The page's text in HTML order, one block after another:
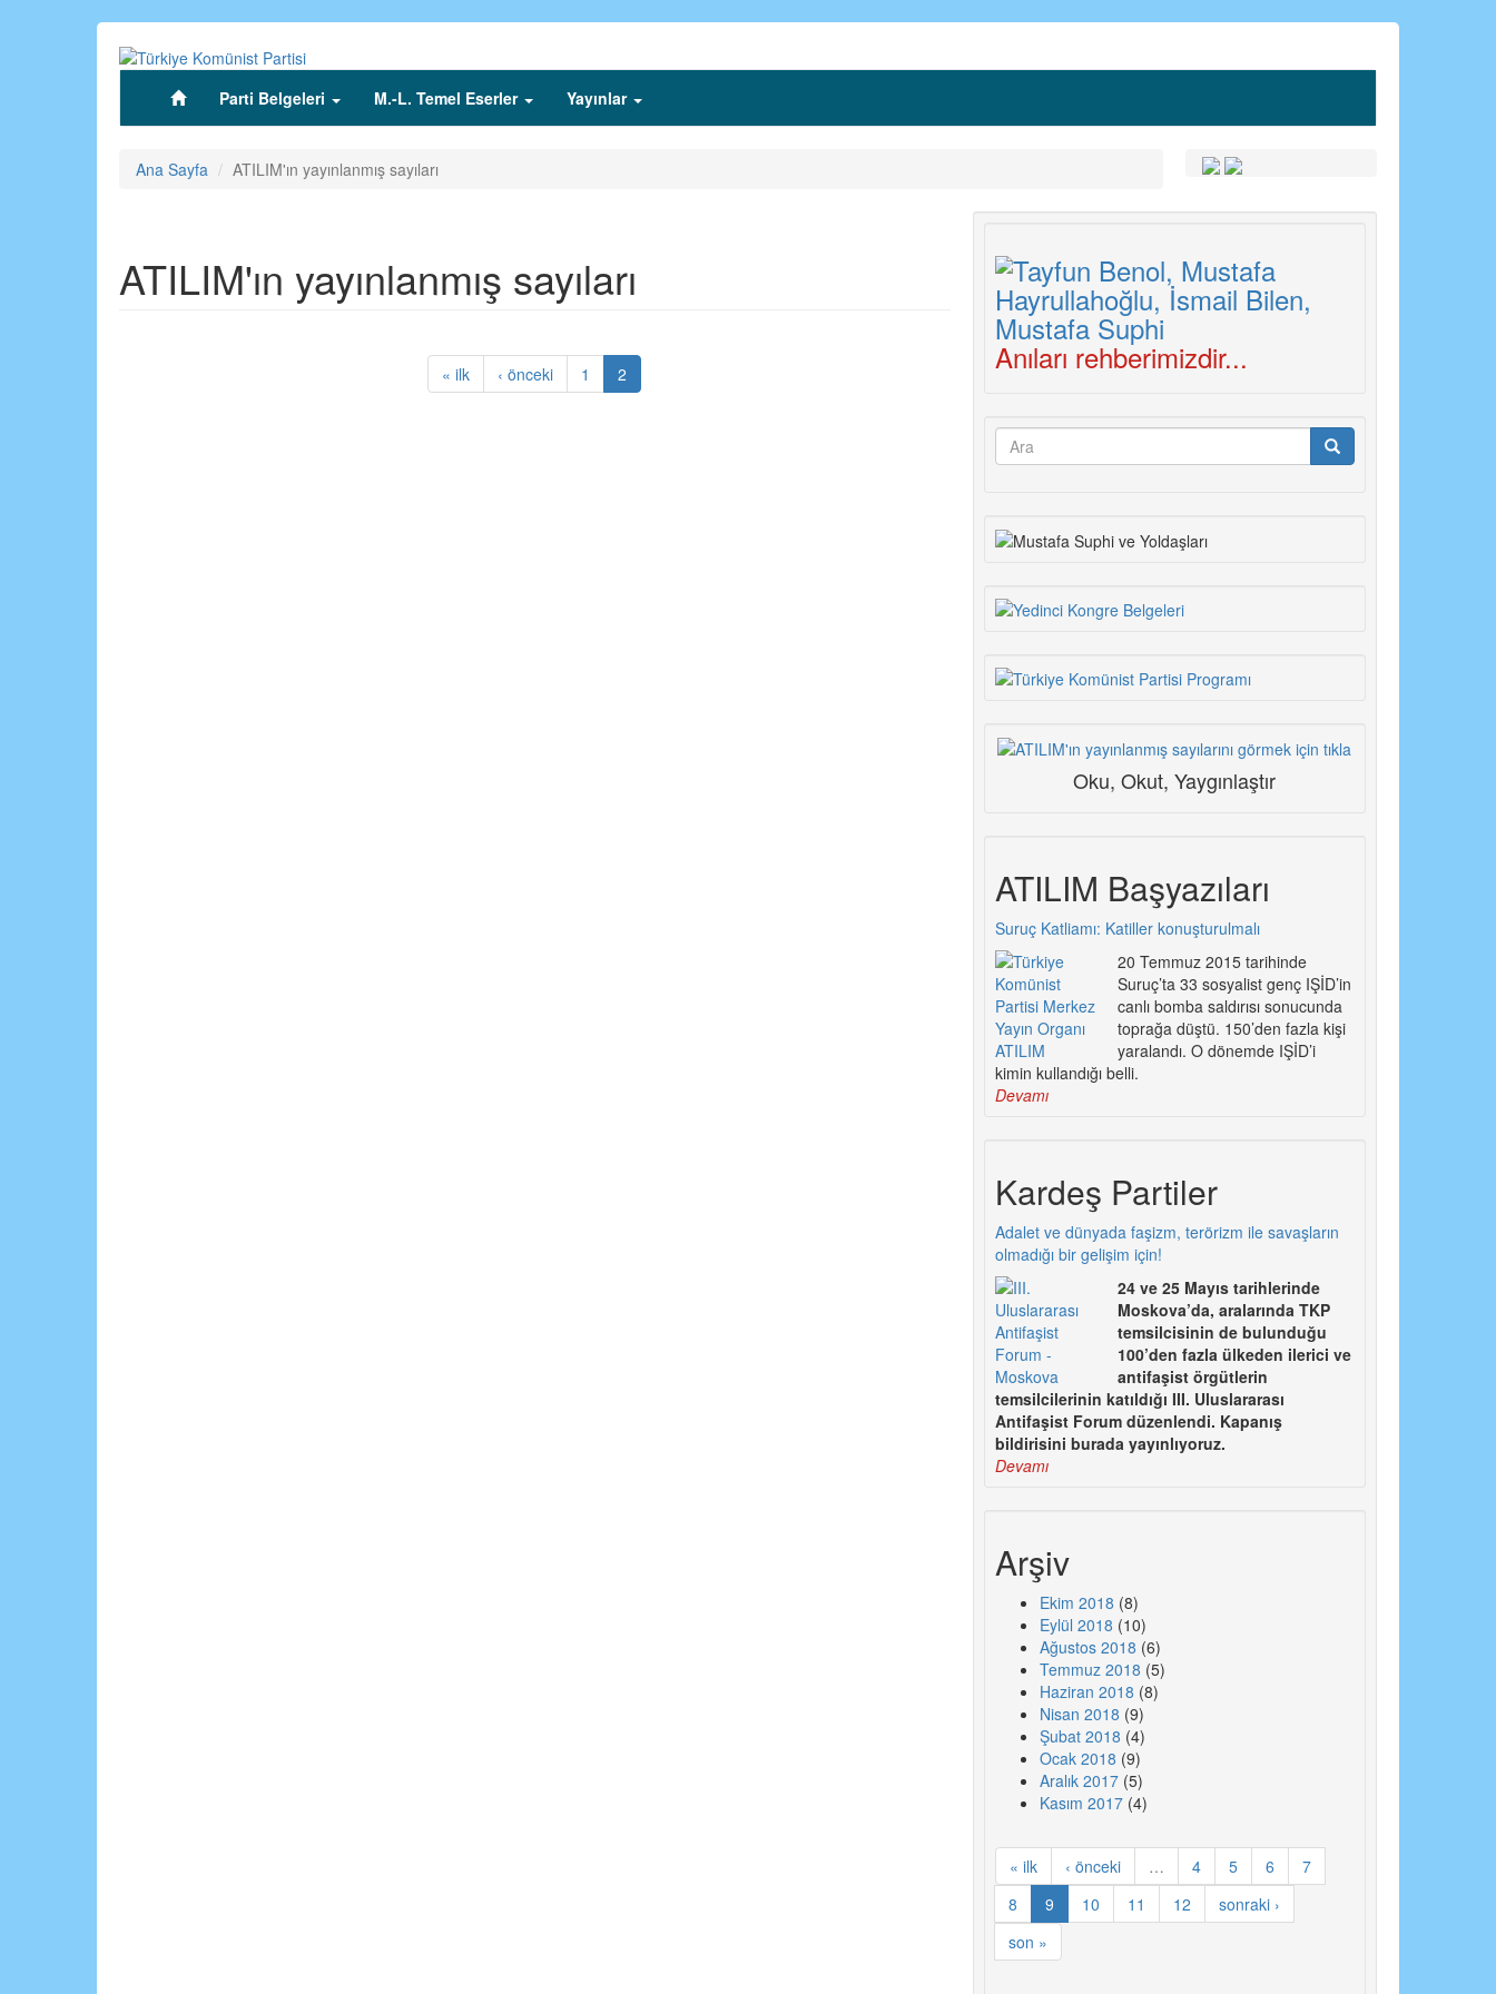
(current)Parti Belgeleri M.-L. Temel Eserler Yayınlar
Ana Sayfa ATILIM'ın yayınlanmış sayıları
ATILIM'ın yayınlanmış sayıları
« ilk ‹ önceki 1 2 Anıları rehberimizdir...
Arama
Oku, Okut, Yaygınlaştır
ATILIM Başyazıları
Suruç Katliamı: Katiller konuşturulmalı
20 Temmuz 2015 tarihinde
Suruç’ta 33 sosyalist genç IŞİD’in
canlı bomba saldırısı sonucunda
toprağa düştü. 150’den fazla kişi
yaralandı. O dönemde IŞİD’i
kimin kullandığı belli.
Devamı
Kardeş Partiler
Adalet ve dünyada faşizm, terörizm ile savaşların
olmadığı bir gelişim için!
24 ve 25 Mayıs tarihlerinde
Moskova’da, aralarında TKP
temsilcisinin de bulunduğu
100’den fazla ülkeden ilerici ve
antifaşist örgütlerin
temsilcilerinin katıldığı III. Uluslararası
Antifaşist Forum düzenlendi. Kapanış
bildirisini burada yayınlıyoruz.
Devamı
Arşiv
Ekim 2018 (8)
Eylül 2018 (10)
Ağustos 2018 (6)
Temmuz 2018 (5)
Haziran 2018 (8)
Nisan 2018 (9)
Şubat 2018 (4)
Ocak 2018 (9)
Aralık 2017(5)
Kasım 2017(4)
« ilk ‹ önceki … 4 5 6
7
8
9 10 11 12
sonraki ›
son »